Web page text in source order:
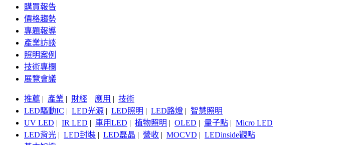
購買報告
價格趨勢
專題報導
產業訪談
照明案例
技術專欄
展覽會議
推薦 | 產業 | 財經 | 應用 | 技術
LED驅動IC | LED光源 | LED照明 | LED路燈 | 智慧照明
UV LED | IR LED | 車用LED | 植物照明 | OLED | 量子點 | Micro LED
LED背光 | LED封裝 | LED磊晶 | 營收 | MOCVD | LEDinside觀點